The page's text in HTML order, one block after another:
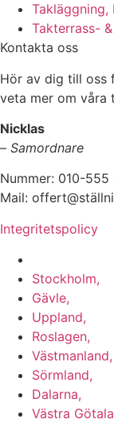
Takläggning,
Takterrass-
Kontakta oss
Hör av dig till oss
veta mer om våra
Nicklas
– Samordnare
Nummer: 010-555
Mail:
Integritetspolicy
Stockholm,
Gävle,
Uppland,
Roslagen,
Västmanland,
Sörmland,
Dalarna,
Västra